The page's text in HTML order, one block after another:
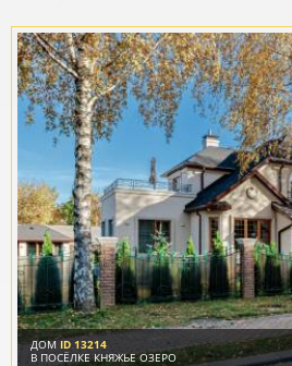
ДОМID 13214
В ПОСЁЛКЕ КНЯЖЬЕ ОЗЕРО